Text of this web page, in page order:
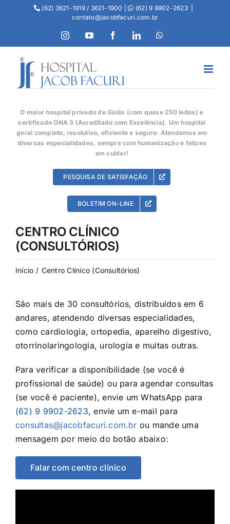
(62) 3621-1919 / 3621-1900 | (62) 9 9902-2623
contato@jacobfacuri.com.br
O maior hospital privado de Goiás (com quase 250 leitos) e
certificado ONA 3 (Acreditado com Excelência). Um hospital
geral completo, resolutivo, eficiente e seguro. Atendemos em
diversas especialidades, sempre com humanização e felizes
em cuidar!
PESQUISA DE SATISFAÇÃO
BOLETIM ON-LINE
CENTRO CLÍNICO
(CONSULTÓRIOS)
Início Centro Clínico (Consultórios)
São mais de 30 consultórios, distribuídos em 6
andares, atendendo diversas especialidades,
como cardiologia, ortopedia, aparelho digestivo,
otorrinolaringologia, urologia e muitas outras.
Para verificar a disponibilidade (se você é
profissional de saúde) ou para agendar consultas
(se você é paciente), envie um WhatsApp para
(62) 9 9902-2623, envie um e-mail para
consultas@jacobfacuri.com.br ou mande uma
mensagem por meio do botão abaixo:
Falar com centro clínico